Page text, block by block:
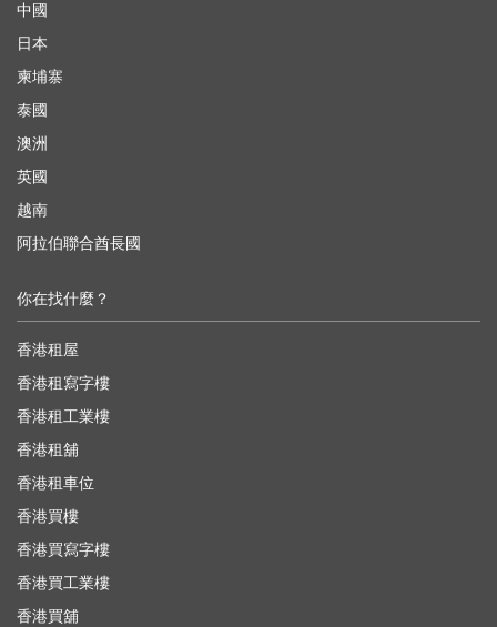
中國
日本
柬埔寨
泰國
澳洲
英國
越南
阿拉伯聯合酋長國
你在找什麼？
香港租屋
香港租寫字樓
香港租工業樓
香港租舖
香港租車位
香港買樓
香港買寫字樓
香港買工業樓
香港買舖